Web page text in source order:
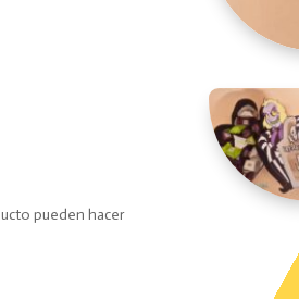
pueden hacer